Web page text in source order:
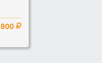
800